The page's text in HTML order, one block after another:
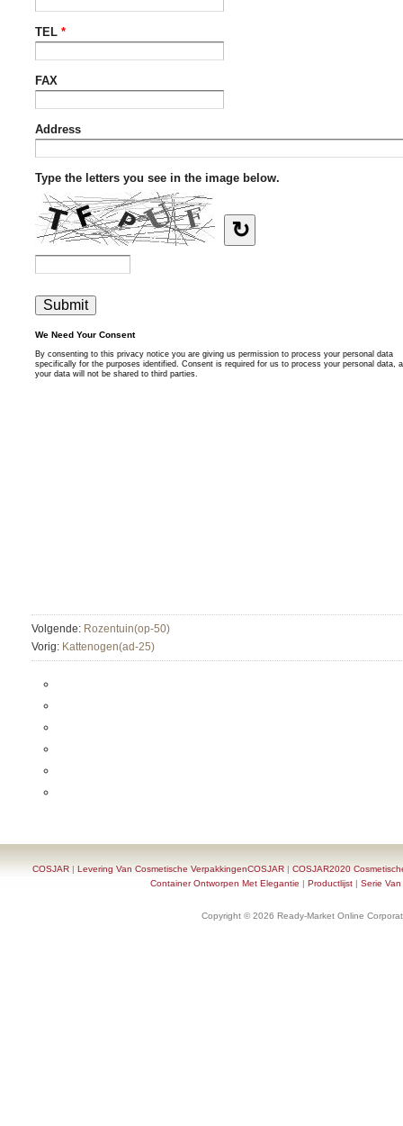
Volgende: Rozentuin(op-50)
Vorig: Kattenogen(ad-25)
COSJAR | Levering Van Cosmetische VerpakkingenCOSJAR | COSJAR2020
Container Ontworpen Met Elegantie | Productlijst | Serie
Copyright © 2026 Ready-Market Online